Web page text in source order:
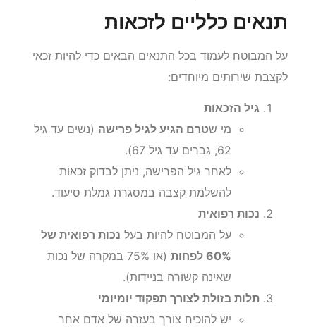
תנאים כלליים לזכאות
על המבוטח לעמוד בכל התנאים הבאים כדי להיות זכאי
לקצבת שירותים מיוחדים:
גיל הזכאות
מי שטרם הגיע לגיל פרישה (נשים עד גיל
62, גברים עד גיל 67).
לאחר גיל הפרישה, ניתן לבדוק זכאות
להשלמת קצבה במסגרת גמלת סיעוד.
נכות רפואית
על המבוטח להיות בעל נכות רפואית של
60% לפחות
(או 75% במקרה של נכות
שאינה קשורה בניידות).
תלות בזולת לצורך תפקוד יומיומי
יש להוכיח צורך בעזרה של אדם אחר